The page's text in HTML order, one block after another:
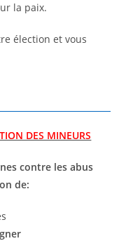
la paix.
élection et vous
DES MINEURS
contre les abus
de: